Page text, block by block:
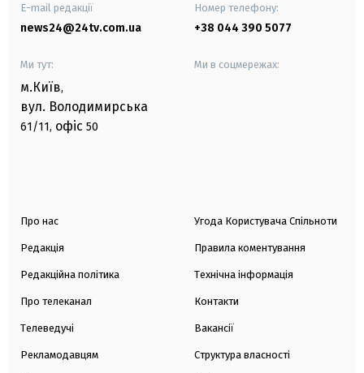
E-mail редакції
news24@24tv.com.ua
Номер телефону:
+38 044 390 5077
Ми тут:
м.Київ,
вул. Володимирська
61/11, офіс 50
Ми в соцмережах:
Про нас
Редакція
Редакційна політика
Про телеканал
Телеведучі
Рекламодавцям
Угода Користувача Спільноти
Правила коментування
Технічна інформація
Контакти
Вакансії
Структура власності